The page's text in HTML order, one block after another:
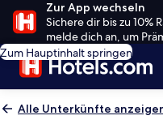
Zur App wechseln
Sichere dir bis zu 10%
melde dich an, um
Zum Hauptinhalt springen
Alle Unterkünfte